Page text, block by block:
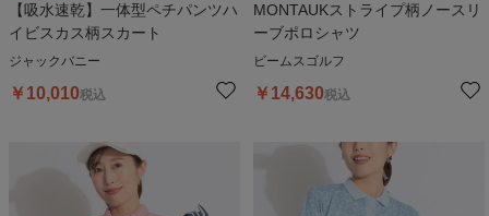
【吸水速乾】一体型ペチパンツハ
イビスカス柄スカート
ジャックバニー
￥ 10,010税込
MONTAUKストライプ柄ノースリ
ーブポロシャツ
ビームスゴルフ
￥ 14,630税込